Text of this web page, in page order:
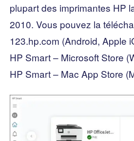
plupart des imprimantes HP
2010. Vous pouvez la
123.hp.com (Android, Apple
HP Smart – Microsoft Store
HP Smart – Mac App Store